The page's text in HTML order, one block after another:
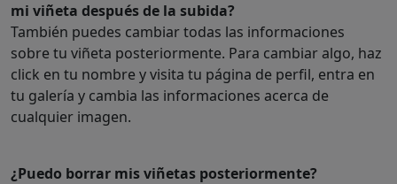
mi viñeta después de la subida?
También puedes cambiar todas las informaciones
sobre tu viñeta posteriormente. Para cambiar algo, haz
click en tu nombre y visita tu página de perfil, entra en
tu galería y cambia las informaciones acerca de
cualquier imagen.
¿Puedo borrar mis viñetas posteriormente?